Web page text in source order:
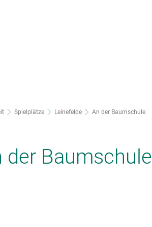
Spielplätze Leinefelde An der Baumschule
der Baumschule